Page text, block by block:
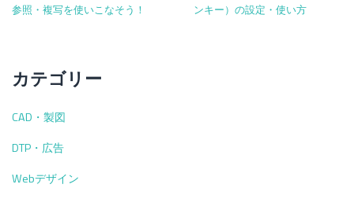
参照・複写を使いこなそう！
ンキー）の設定・使い方
カテゴリー
CAD・製図
DTP・広告
Webデザイン